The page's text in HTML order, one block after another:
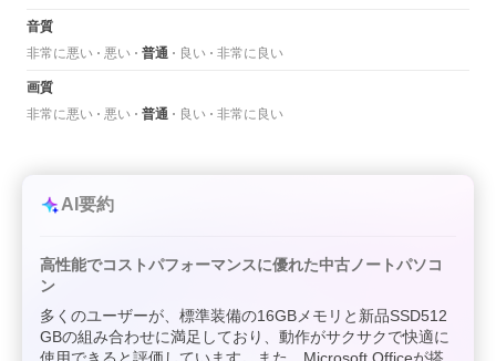
音質
非常に悪い
悪い 普通 良い 非常に良い
画質
非常に悪い
悪い 普通 良い 非常に良い
AI要約
高性能でコストパフォーマンスに優れた中古ノートパソコ
ン
多くのユーザーが、標準装備の16GBメモリと新品SSD512
GBの組み合わせに満足しており、動作がサクサクで快適に